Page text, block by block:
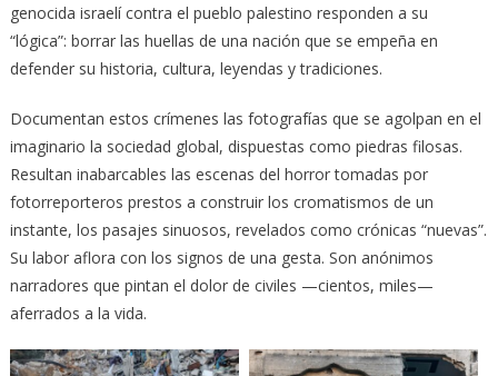
genocida israelí contra el pueblo palestino responden a su
“lógica”: borrar las huellas de una nación que se empeña en
defender su historia, cultura, leyendas y tradiciones.
Documentan estos crímenes las fotografías que se agolpan en el
imaginario la sociedad global, dispuestas como piedras filosas.
Resultan inabarcables las escenas del horror tomadas por
fotorreporteros prestos a construir los cromatismos de un
instante, los pasajes sinuosos, revelados como crónicas “nuevas”.
Su labor aflora con los signos de una gesta. Son anónimos
narradores que pintan el dolor de civiles —cientos, miles—
aferrados a la vida.